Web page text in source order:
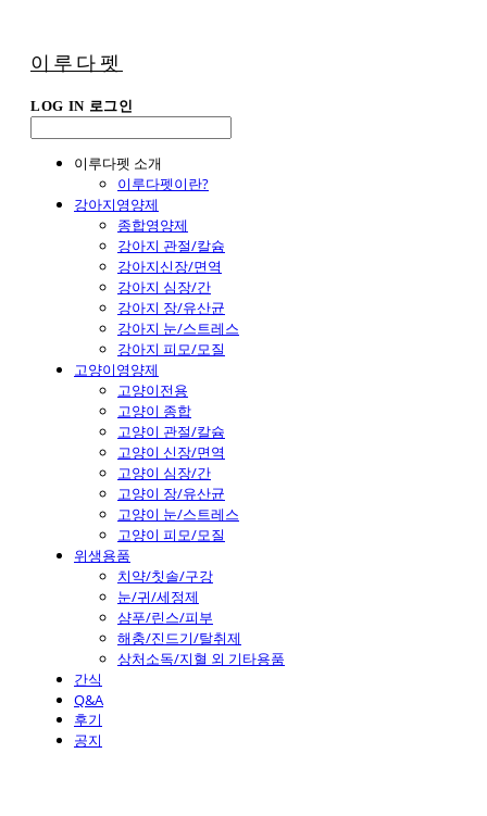
이루다펫
LOG IN 로그인
이루다펫 소개
이루다펫이란?
강아지영양제
종합영양제
강아지 관절/칼슘
강아지신장/면역
강아지 심장/간
강아지 장/유산균
강아지 눈/스트레스
강아지 피모/모질
고양이영양제
고양이전용
고양이 종합
고양이 관절/칼슘
고양이 신장/면역
고양이 심장/간
고양이 장/유산균
고양이 눈/스트레스
고양이 피모/모질
위생용품
치약/칫솔/구강
눈/귀/세정제
샴푸/린스/피부
해충/진드기/탈취제
상처소독/지혈 외 기타용품
간식
Q&A
후기
공지